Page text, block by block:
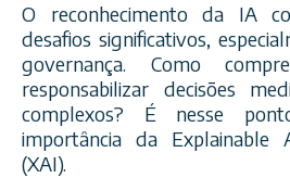
O reconhecimento da IA
desafios significativos,
governança. Como
responsabilizar decisões
complexos? É nesse
importância da Explainable
(XAI).